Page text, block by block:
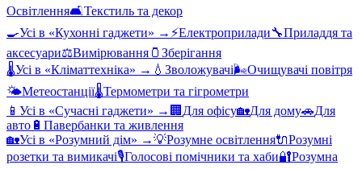
Освітлення🛋️Текстиль та декор
🍳Усі в «Кухонні гаджети» → ⚡Електроприлади🔧Приладдя та
аксесуари⚖️Вимірювання 🫙 Зберігання
🌡️Усі в «Кліматтехніка» → 💧 Зволожувачі🌬️Очищувачі повітря
🌤️Метеостанції🌡️Термометри та гігрометри
📱 Усі в «Сучасні гаджети» → 🏢 Для офісу🏡Для дому🚗Для
авто 🔋 Павербанки та живлення
🏡Усі в «Розумний дім» →💡Розумне освітлення🔌Розумні
розетки та вимикачі🎙️Голосові помічники та хаби🔐Розумна